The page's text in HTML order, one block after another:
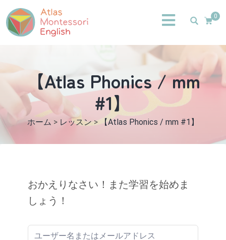
0
【Atlas Phonics / mm
#1】
ホーム > レッスン > 【Atlas Phonics / mm #1】
おかえりなさい！また学習を始めま
しょう！